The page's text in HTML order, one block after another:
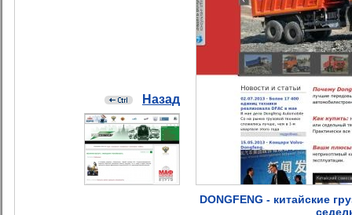
Назад
DONGFENG - китайские